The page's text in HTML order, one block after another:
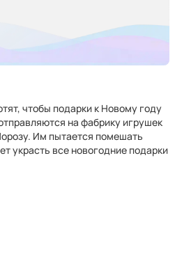
чтобы подарки к Новому году
на фабрику игрушек
Им пытается помешать
украсть все новогодние подарки